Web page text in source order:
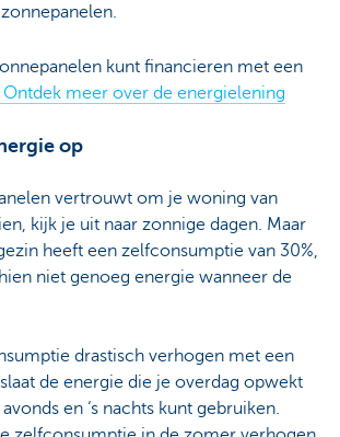
kunt financieren met een
Ontdek meer over de energielening
op
vertrouwt om je woning van
kijk je uit naar zonnige dagen. Maar
heeft een zelfconsumptie van 30%,
niet genoeg energie wanneer de
drastisch verhogen met een
de energie die je overdag opwekt
en ‘s nachts kunt gebruiken.